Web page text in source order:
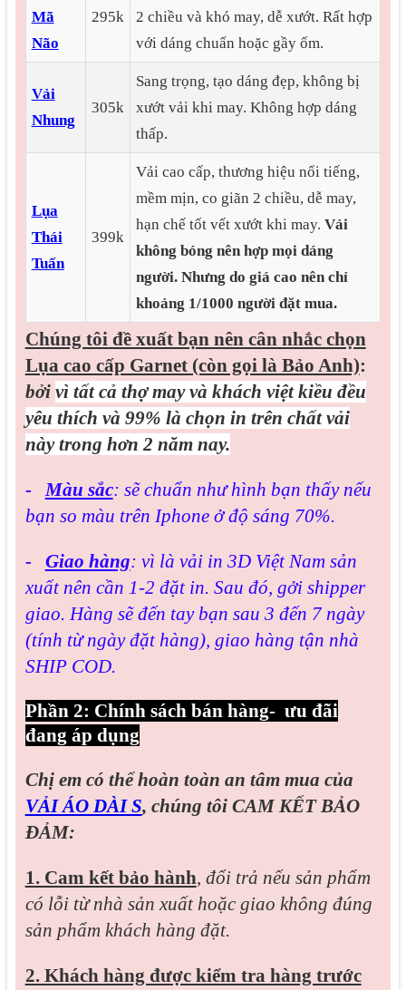
Mã
Não
295k
2 chiều và khó may, dễ xướt. Rất hợp
với dáng chuẩn hoặc gầy ốm.
Vải
Nhung
305k
Sang trọng, tạo dáng đẹp, không bị
xướt vải khi may. Không hợp dáng
thấp.
Lụa
Thái
Tuấn
399k
Vải cao cấp, thương hiệu nổi tiếng,
mềm mịn, co giãn 2 chiều, dễ may,
hạn chế tốt vết xướt khi may. Vải
không bóng nên hợp mọi dáng
người. Nhưng do giá cao nên chỉ
khoảng 1/1000 người đặt mua.
Chúng tôi đề xuất bạn nên cân nhắc chọn
Lụa cao cấp Garnet (còn gọi là Bảo Anh):
bởi vì tất cả thợ may và khách việt kiều đều
yêu thích và 99% là chọn in trên chất vải
này trong hơn 2 năm nay.
-Màu sắc: sẽ chuẩn như hình bạn thấy nếu
bạn so màu trên Iphone ở độ sáng 70%.
- Giao hàng: vì là vải in 3D Việt Nam sản
xuất nên cần 1-2 đặt in. Sau đó, gởi shipper
giao. Hàng sẽ đến tay bạn sau 3 đến 7 ngày
(tính từ ngày đặt hàng), giao hàng tận nhà
SHIP COD.
Phần 2: Chính sách bán hàng- ưu đãi
đang áp dụng
Chị em có thể hoàn toàn an tâm mua của
VẢI ÁO DÀI S, chúng tôi CAM KẾT BẢO
ĐẢM:
1. Cam kết bảo hành, đổi trả nếu sản phẩm
có lỗi từ nhà sản xuất hoặc giao không đúng
sản phẩm khách hàng đặt.
2. Khách hàng được kiểm tra hàng trước